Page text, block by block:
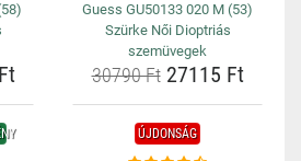
Guess GU50133 020 M (53)
Szürke Női Dioptriás
szemüvegek
30790 Ft27115 Ft
ÚJDONSÁG